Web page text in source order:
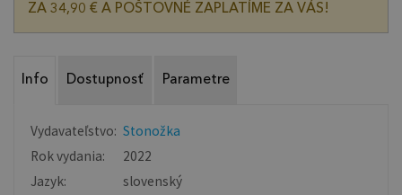
ZA 34,90 € A POŠTOVNÉ ZAPLATÍME ZA VÁS!
Info Dostupnosť Parametre
Vydavateľstvo: Stonožka
Rok vydania:
2022
Jazyk:
slovenský